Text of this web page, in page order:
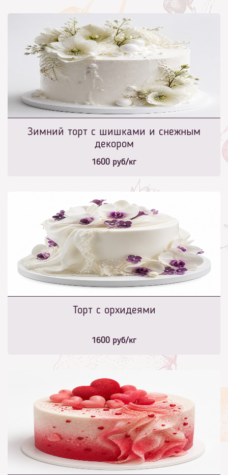
Зимний торт с шишками и снежным
декором
1600 руб/кг
Торт с орхидеями
1600 руб/кг